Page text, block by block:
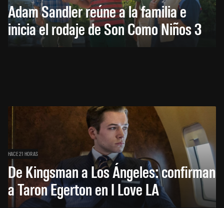
Adam Sandler reúne a la familia e
inicia el rodaje de Son Como Niños 3
HACE 21 HORAS
De Kingsman a Los Ángeles: confirman
a Taron Egerton en I Love LA